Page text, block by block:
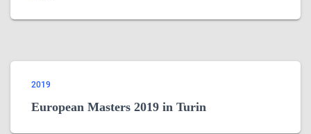
2019
European Masters 2019 in Turin